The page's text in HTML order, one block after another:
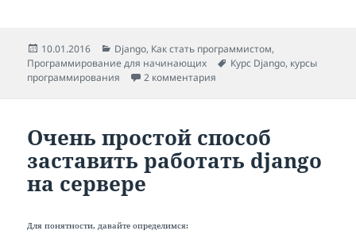
Опубликовано
10.01.2016 Рубрики
Django, Как стать программистом,
Программирование для начинающих
Метки
Курс Django, курсы
программирования
2 комментария
Очень простой способ
заставить работать django
на сервере
Для понятности, давайте определимся: